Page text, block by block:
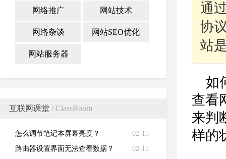
网络推广 网站技术
网络杂谈 网站SEO优化
网站服务器
互联网课堂 / ClassRoom
02-15
怎么调节笔记本屏幕亮度？
02-15
路由器设置界面无法查看数据？
通
协
站
如
查看
来判
样的